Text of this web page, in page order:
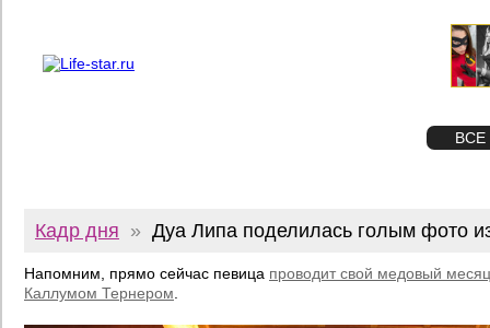
ВСЕ
Кадр дня » Дуа Липа поделилась голым фото
Напомним, прямо сейчас певица проводит свой медовый
Каллумом Тернером